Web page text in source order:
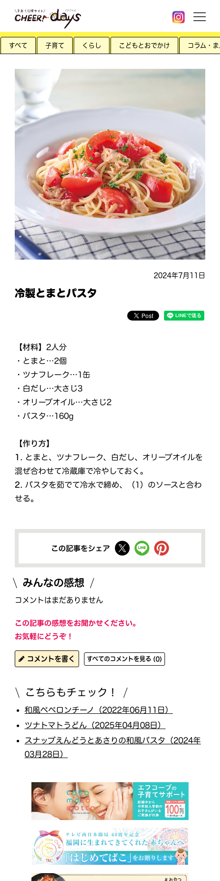
すべて 子育て くらし こどもとおでかけ コラム・
2024年7月11日
冷製とまとパスタ
【材料】 2人分
・とまと…2個
・ツナフレーク…1缶
・白だし…大さじ3
・オリーブオイル…大さじ2
・パスタ…160g
【作り方】
1. とまと、ツナフレーク、白だし、オリーブオイルを
混ぜ合わせて冷蔵庫で冷やしておく。
2. パスタを茹でて冷水で締め、（1）のソースと合わ
せる。
この記事をシェア
みんなの感想
コメントはまだありません
この記事の感想をお聞かせください。
お気軽にどうぞ！
コメントを書く すべてのコメントを見る (0)
こちらもチェック！
和風ペペロンチーノ（2022年06月11日）
ツナトマトうどん（2025年04月08日）
スナップえんどうとあさりの和風パスタ（2024年
03月28日）